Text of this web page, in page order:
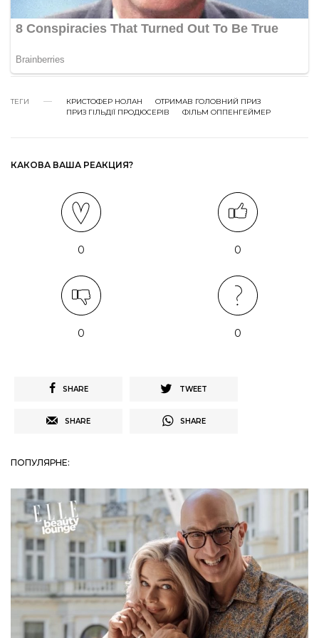
ТЕГИ КРИСТОФЕР НОЛАН
ОТРИМАВ ГОЛОВНИЙ ПРИЗ
ПРИЗ ГІЛЬДІЇ ПРОДЮСЕРІВ
ФІЛЬМ ОППЕНГЕЙМЕР
КАКОВА ВАША РЕАКЦИЯ?
0 0
0 0
SHARE TWEET
SHARE SHARE
ПОПУЛЯРНЕ: